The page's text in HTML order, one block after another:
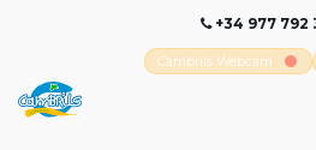
+34 977 792
Cambrils Webcam